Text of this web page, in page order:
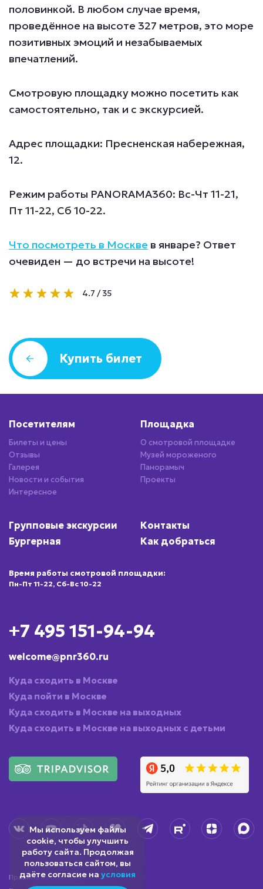
половинкой. В любом случае время,
проведённое на высоте 327 метров, это море
позитивных эмоций и незабываемых
впечатлений.
Смотровую площадку можно посетить как
самостоятельно, так и с экскурсией.
Адрес площадки: Пресненская набережная,
12.
Режим работы PANORAMA360: Вс-Чт 11-21,
Пт 11-22, Сб 10-22.
Что посмотреть в Москве в январе? Ответ
очевиден — до встречи на высоте!
4.7 /35
Купить билет
Посетителям
Билеты и цены
Отзывы
Галерея
Новости и события
Интересное
Площадка
О смотровой площадке
Музей мороженого
Панорамыч
Проекты
Групповые экскурсии
Бургерная
Контакты
Как добраться
Время работы смотровой площадки:
Пн-Пт 11-22, Сб-Вс 10-22
+7 495 151-94-94
welcome@pnr360.ru
Куда сходить в Москве
Куда пойти в Москве
Куда сходить в Москве на выходных
Куда сходить в Москве на выходных с детьми
Правила посещения
Мы используем файлы
cookie, чтобы улучшить
работу сайта. Продолжая
пользоваться сайтом, вы
даёте согласие наусловия